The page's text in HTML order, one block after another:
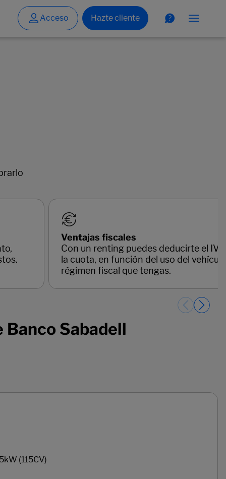
Ventajas fiscales
Con un renting puedes deducirte el
la cuota, en función del uso del
régimen fiscal que tengas.
Sabadell